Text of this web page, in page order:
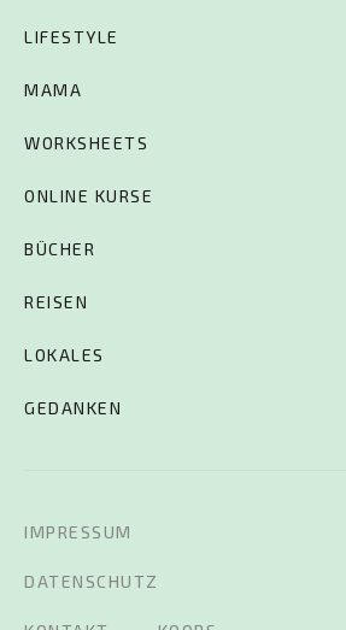
LIFESTYLE
MAMA
WORKSHEETS
ONLINE KURSE
BÜCHER
REISEN
LOKALES
GEDANKEN
IMPRESSUM
DATENSCHUTZ